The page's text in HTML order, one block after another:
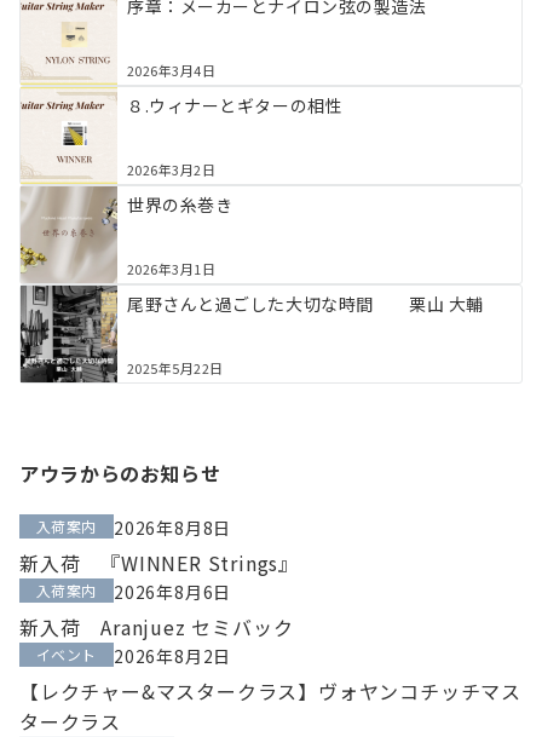
序章：メーカーとナイロン弦の製造法
2026年3月4日
８.ウィナーとギターの相性
2026年3月2日
世界の糸巻き
2026年3月1日
尾野さんと過ごした大切な時間 栗山 大輔
2025年5月22日
アウラからのお知らせ
2026年8月8日
入荷案内
新入荷 『WINNER Strings』
2026年8月6日
入荷案内
新入荷 Aranjuez セミバック
2026年8月2日
イベント
【レクチャー&マスタークラス】ヴォヤンコチッチマス
タークラス